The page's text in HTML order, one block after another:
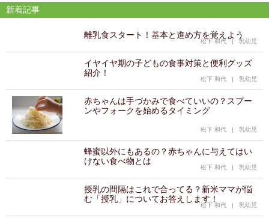
新着記事
離乳食スタート！基本と進め方を覚えよう
松下 和代 | 乳幼児
イヤイヤ期の子どもの食事対策と便利グッズ
紹介！
松下 和代 | 乳幼児
赤ちゃんは手づかみで食べていいの？スプー
ンやフォークを始めるタイミング
松下 和代 | 乳幼児
蜂蜜以外にもあるの？赤ちゃんに与えてはい
けない食べ物とは
松下 和代 | 乳幼児
授乳の間隔はこれで合ってる？新米ママが悩
む「授乳」についてお答えします！
松下 和代 | 乳幼児